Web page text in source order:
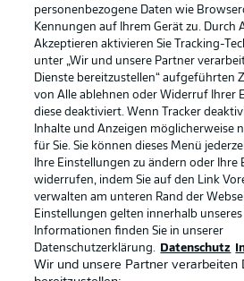
Rechtliche Hinweise
Datenschutz
Kontakt
Impressum
Spieler
AGB
personenbezogene Daten wie
Kennungen auf Ihrem Gerät zu. Durch
Akzeptieren aktivieren Sie Tracking-
unter „Wir und unsere Partner
Dienste bereitzustellen“ aufgeführten
von Alle ablehnen oder Widerruf Ihrer
diese deaktiviert. Wenn Tracker
Inhalte und Anzeigen möglicherweise
für Sie. Sie können dieses Menü
Ihre Einstellungen zu ändern oder Ihre
widerrufen, indem Sie auf den Link
verwalten am unteren Rand der
Einstellungen gelten innerhalb
Informationen finden Sie in unserer
Datenschutzerklärung.
Datenschutz
Wir und unsere Partner verarbeiten